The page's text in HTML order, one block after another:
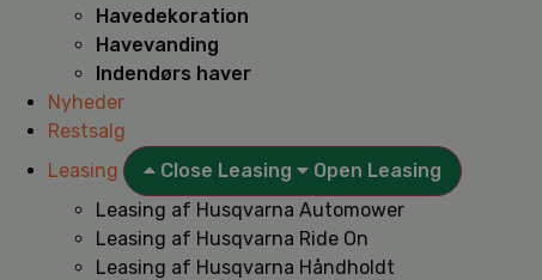
Havedekoration
Havevanding
Indendørs haver
Nyheder
Restsalg
Leasing
Close Leasing
Open Leasing
Leasing af Husqvarna Automower
Leasing af Husqvarna Ride On
Leasing af Husqvarna Håndholdt